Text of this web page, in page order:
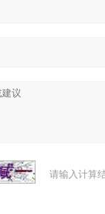
请输入计算